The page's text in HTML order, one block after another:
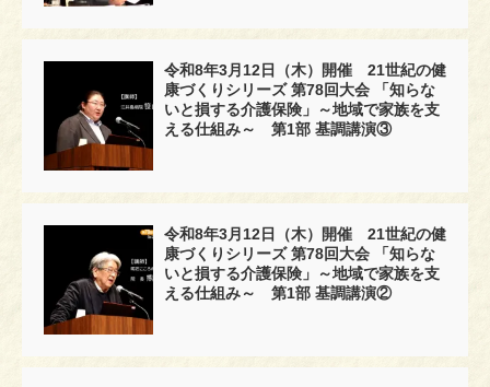
令和8年3月12日（木）開催 21世紀の健
康づくりシリーズ 第78回大会 「知らな
いと損する介護保険」～地域で家族を支
える仕組み～ 第1部 基調講演③
令和8年3月12日（木）開催 21世紀の健
康づくりシリーズ 第78回大会 「知らな
いと損する介護保険」～地域で家族を支
える仕組み～ 第1部 基調講演②